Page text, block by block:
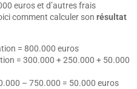
euros et d’autres frais
comment calculer son résultat
= 800.000 euros
= 300.000 + 250.000 + 50.000
– 750.000 = 50.000 euros